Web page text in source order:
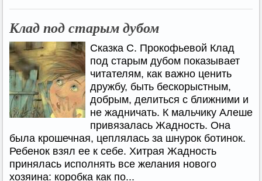
Клад под старым дубом
Сказка С. Прокофьевой Клад
под старым дубом показывает
читателям, как важно ценить
дружбу, быть бескорыстным,
добрым, делиться с ближними и
не жадничать. К мальчику Алеше
привязалась Жадность. Она
была крошечная, цеплялась за шнурок ботинок.
Ребенок взял ее к себе. Хитрая Жадность
принялась исполнять все желания нового
хозяина: коробка как по...